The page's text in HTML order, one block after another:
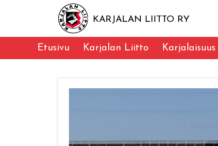
KARJALAN LIITTO RY
Etusivu Karjalan Liitto Karjalaisuus